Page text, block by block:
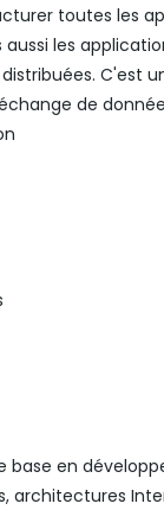
toutes les
aussi les
C'est
de
base en
architectures